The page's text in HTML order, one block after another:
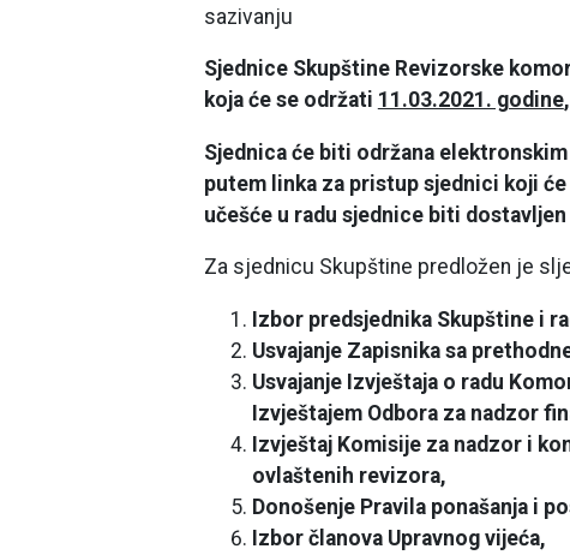
sazivanju
Sjednice Skupštine Revizorske
koja će se održati 11.03.2021. godine
Sjednica će biti održana
putem linka za pristup sjednici koji
učešće u radu sjednice biti
Za sjednicu Skupštine predložen je
Izbor predsjednika Skupštine i
Usvajanje Zapisnika sa
Usvajanje Izvještaja o radu
Izvještajem Odbora za nadzor
Izvještaj Komisije za nadzor i
ovlaštenih revizora,
Donošenje Pravila ponašanja i
Izbor članova Upravnog vijeća,